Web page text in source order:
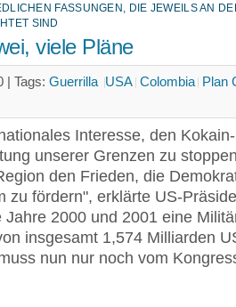
FASSUNGEN, DIE JEWEILS AN
SIND
viele Pläne
| Tags: Guerrilla USA Colombia Plan
Interesse, den
unserer Grenzen zu
den Frieden, die
zu fördern", erklärte US-
Jahre 2000 und 2001 eine
insgesamt 1,574 Milliarden
nun nur noch vom